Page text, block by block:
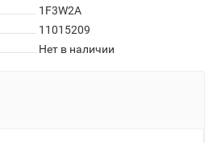
1F3W2A
11015209
Нет в наличии